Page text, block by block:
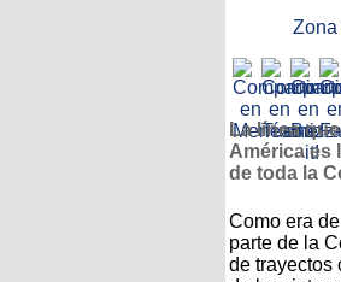
Zona
La línea
América es
de toda la
Como era
parte de la
de trayectos